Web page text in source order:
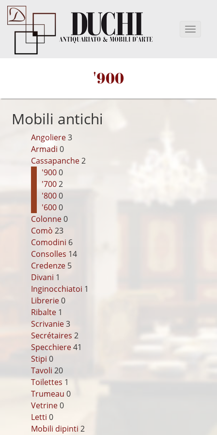
'900
Mobili antichi
Angoliere3
Armadi 0
Cassapanche2
'9000
'7002
'8000
'6000
Colonne0
Comò 23
Comodini 6
Consolles 14
Credenze 5
Divani 1
Inginocchiatoi 1
Librerie0
Ribalte 1
Scrivanie3
Secrétaires 2
Specchiere41
Stipi 0
Tavoli 20
Toilettes 1
Trumeau 0
Vetrine0
Letti 0
Mobili dipinti 2